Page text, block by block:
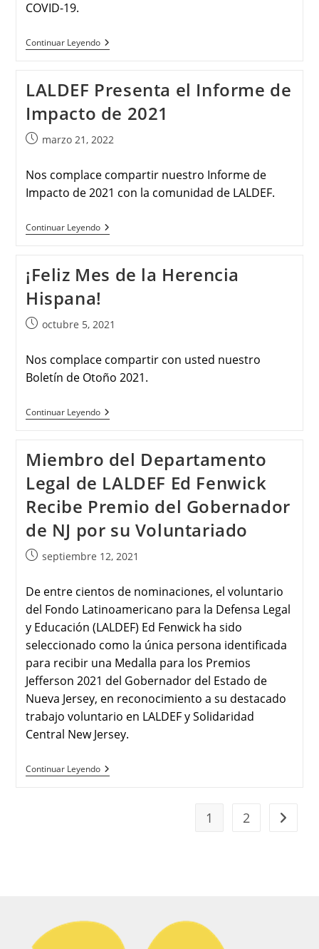
COVID-19.
Continuar Leyendo
LALDEF Presenta el Informe de
Impacto de 2021
marzo 21, 2022
Nos complace compartir nuestro Informe de
Impacto de 2021 con la comunidad de LALDEF.
Continuar Leyendo
¡Feliz Mes de la Herencia
Hispana!
octubre 5, 2021
Nos complace compartir con usted nuestro
Boletín de Otoño 2021.
Continuar Leyendo
Miembro del Departamento
Legal de LALDEF Ed Fenwick
Recibe Premio del Gobernador
de NJ por su Voluntariado
septiembre 12, 2021
De entre cientos de nominaciones, el voluntario
del Fondo Latinoamericano para la Defensa Legal
y Educación (LALDEF) Ed Fenwick ha sido
seleccionado como la única persona identificada
para recibir una Medalla para los Premios
Jefferson 2021 del Gobernador del Estado de
Nueva Jersey, en reconocimiento a su destacado
trabajo voluntario en LALDEF y Solidaridad
Central New Jersey.
Continuar Leyendo
1 2